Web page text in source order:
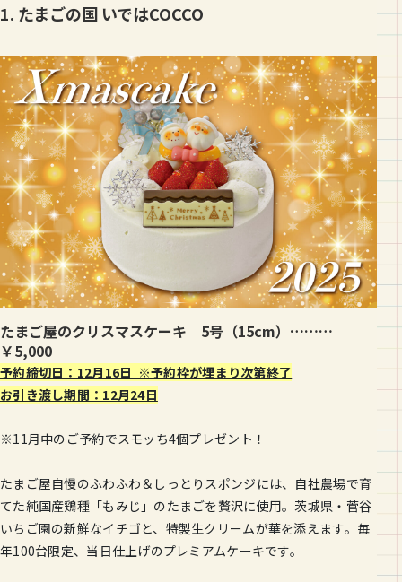
1. たまごの国 いではCOCCO
たまご屋のクリスマスケーキ 5号（15cm）………
￥5,000
予約締切日：12月16日 ※予約枠が埋まり次第終了
お引き渡し期間：12月24日
※11月中のご予約でスモッち4個プレゼント！
たまご屋自慢のふわふわ＆しっとりスポンジには、自社農場で育
てた純国産鶏種「もみじ」のたまごを贅沢に使用。茨城県・菅谷
いちご園の新鮮なイチゴと、特製生クリームが華を添えます。毎
年100台限定、当日仕上げのプレミアムケーキです。